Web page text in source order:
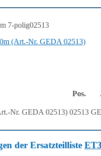
02513
Pos.
02513
der Ersatzteilliste